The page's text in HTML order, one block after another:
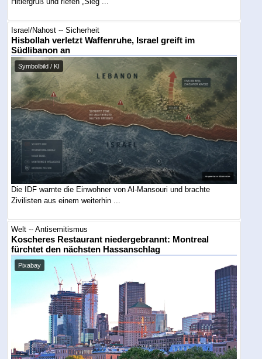
Israel/Nahost -- Sicherheit
Hisbollah verletzt Waffenruhe, Israel greift im
Südlibanon an
Symbolbild / KI
Die IDF warnte die Einwohner von Al-Mansouri und brachte
Zivilisten aus einem weiterhin ...
Welt -- Antisemitismus
Koscheres Restaurant niedergebrannt: Montreal
fürchtet den nächsten Hassanschlag
Pixabay